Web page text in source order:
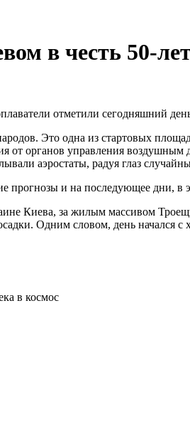
в честь 50-
отметили сегодняшний
Это одна из стартовых
от органов управления
аэростаты, радуя глаз
и на последующее дни, в
Киева, за жилым массивом
Одним словом, день начался
в космос